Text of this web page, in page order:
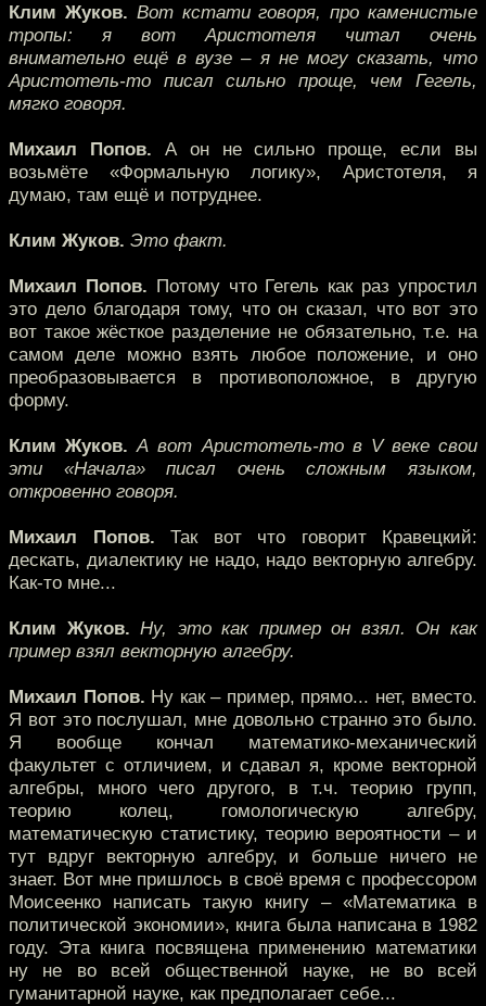
Клим Жуков. Вот кстати говоря, про каменистые
тропы: я вот Аристотеля читал очень
внимательно ещё в вузе – я не могу сказать, что
Аристотель-то писал сильно проще, чем Гегель,
мягко говоря.
Михаил Попов. А он не сильно проще, если вы
возьмёте «Формальную логику», Аристотеля, я
думаю, там ещё и потруднее.
Клим Жуков. Это факт.
Михаил Попов. Потому что Гегель как раз упростил
это дело благодаря тому, что он сказал, что вот это
вот такое жёсткое разделение не обязательно, т.е. на
самом деле можно взять любое положение, и оно
преобразовывается в противоположное, в другую
форму.
Клим Жуков. А вот Аристотель-то в V веке свои
эти «Начала» писал очень сложным языком,
откровенно говоря.
Михаил Попов. Так вот что говорит Кравецкий:
дескать, диалектику не надо, надо векторную алгебру.
Как-то мне...
Клим Жуков. Ну, это как пример он взял. Он как
пример взял векторную алгебру.
Михаил Попов. Ну как – пример, прямо... нет, вместо.
Я вот это послушал, мне довольно странно это было.
Я вообще кончал математико-механический
факультет с отличием, и сдавал я, кроме векторной
алгебры, много чего другого, в т.ч. теорию групп,
теорию колец, гомологическую алгебру,
математическую статистику, теорию вероятности – и
тут вдруг векторную алгебру, и больше ничего не
знает. Вот мне пришлось в своё время с профессором
Моисеенко написать такую книгу – «Математика в
политической экономии», книга была написана в 1982
году. Эта книга посвящена применению математики
ну не во всей общественной науке, не во всей
гуманитарной науке, как предполагает себе...